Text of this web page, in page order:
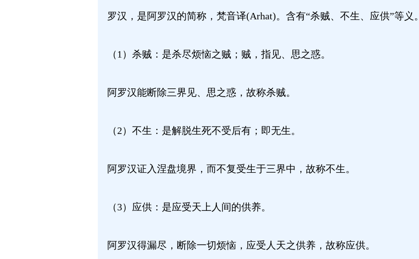
罗汉，是阿罗汉的简称，梵音译(Arhat)。含有“杀贼、不生、应供”等义。
（1）杀贼：是杀尽烦恼之贼；贼，指见、思之惑。
阿罗汉能断除三界见、思之惑，故称杀贼。
（2）不生：是解脱生死不受后有；即无生。
阿罗汉证入涅盘境界，而不复受生于三界中，故称不生。
（3）应供：是应受天上人间的供养。
阿罗汉得漏尽，断除一切烦恼，应受人天之供养，故称应供。